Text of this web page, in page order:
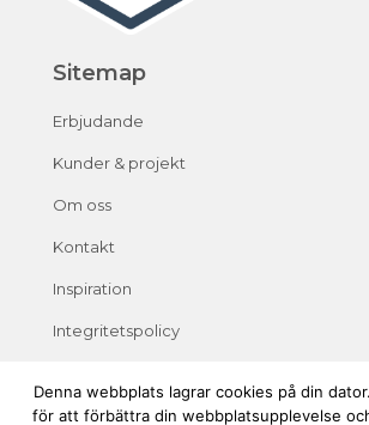
Sitemap
Erbjudande
Kunder & projekt
Om oss
Kontakt
Inspiration
Integritetspolicy
Denna webbplats lagrar cookies på din
för att förbättra din webbplatsupplevelse